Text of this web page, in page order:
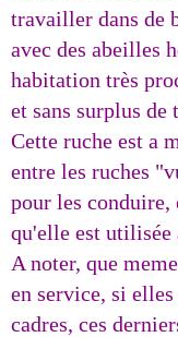
travailler dans de
avec des abeilles
habitation très
et sans surplus de
Cette ruche est a
entre les ruches
pour les conduire,
qu'elle est utilisée
A noter, que
en service, si
cadres, ces